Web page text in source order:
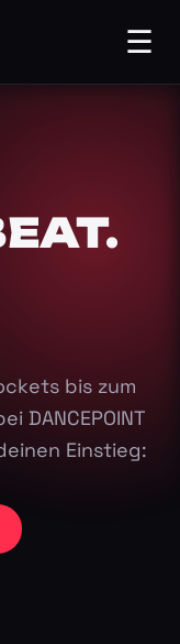
☰
bis zum
DANCEPOINT
Einstieg: